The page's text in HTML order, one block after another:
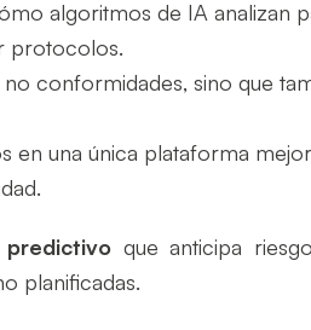
algoritmos de IA analizan
protocolos.
conformidades, sino que
en una única plataforma
que anticipa
planificadas.